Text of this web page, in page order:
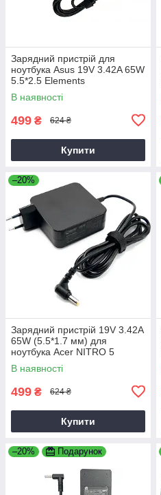
Зарядний пристрій для
ноутбука Asus 19V 3.42A 65W
5.5*2.5 Elements
В наявності
499 ₴ 624 ₴
Купити
–20%
Зарядний пристрій 19V 3.42A
65W (5.5*1.7 мм) для
ноутбука Acer NITRO 5
AN515-31 65
В наявності
499 ₴ 624 ₴
Купити
–20% Подарунок